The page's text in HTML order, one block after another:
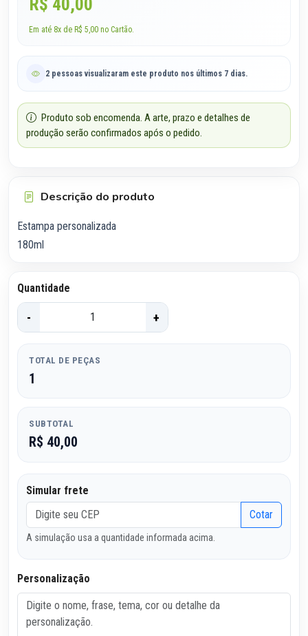
Descrição do produto
Estampa personalizada
180ml
R$ 40,00
Em até 8x de R$ 5,00 no Cartão.
2 pessoas visualizaram este produto nos últimos 7 dias.
Produto sob encomenda. A arte, prazo e detalhes de
produção serão confirmados após o pedido.
Quantidade
- +
TOTAL DE PEÇAS
1
SUBTOTAL
R$ 40,00
Simular frete
Cotar
A simulação usa a quantidade informada acima.
Personalização